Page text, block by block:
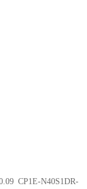
CP1E-N40S1DR-